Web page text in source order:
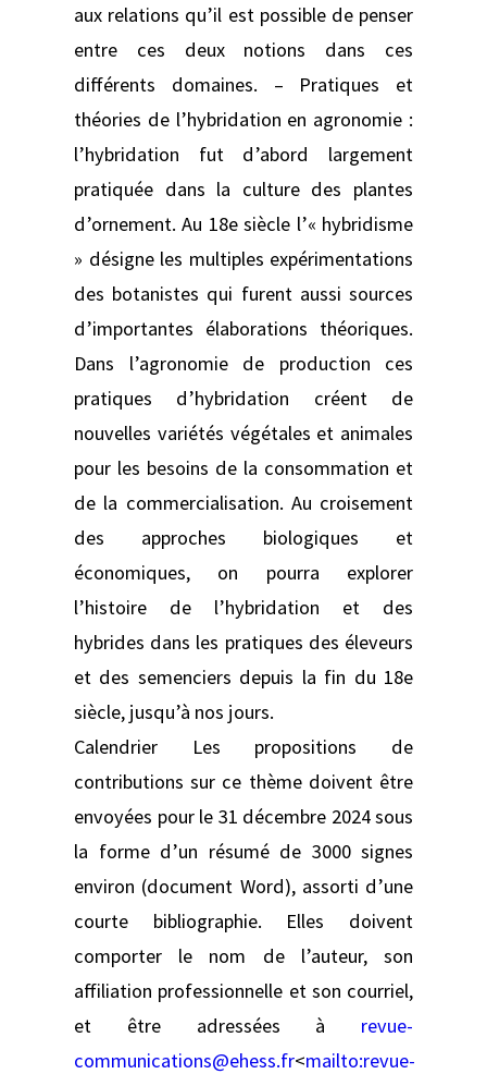
aux relations qu’il est possible de penser
entre ces deux notions dans ces
différents domaines. – Pratiques et
théories de l’hybridation en agronomie :
l’hybridation fut d’abord largement
pratiquée dans la culture des plantes
d’ornement. Au 18e siècle l’« hybridisme
» désigne les multiples expérimentations
des botanistes qui furent aussi sources
d’importantes élaborations théoriques.
Dans l’agronomie de production ces
pratiques d’hybridation créent de
nouvelles variétés végétales et animales
pour les besoins de la consommation et
de la commercialisation. Au croisement
des approches biologiques et
économiques, on pourra explorer
l’histoire de l’hybridation et des
hybrides dans les pratiques des éleveurs
et des semenciers depuis la fin du 18e
siècle, jusqu’à nos jours.
Calendrier Les propositions de
contributions sur ce thème doivent être
envoyées pour le 31 décembre 2024 sous
la forme d’un résumé de 3000 signes
environ (document Word), assorti d’une
courte bibliographie. Elles doivent
comporter le nom de l’auteur, son
affiliation professionnelle et son courriel,
et être adressées à revue-
communications@ehess.fr<mailto:revue-